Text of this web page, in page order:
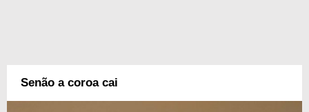
Senão a coroa cai